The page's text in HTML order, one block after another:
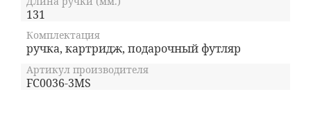
131
Комплектация
ручка, картридж, подарочный футляр
Артикул производителя
FC0036-3MS